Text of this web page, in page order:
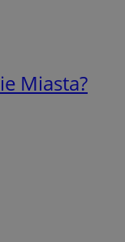
Miasta?